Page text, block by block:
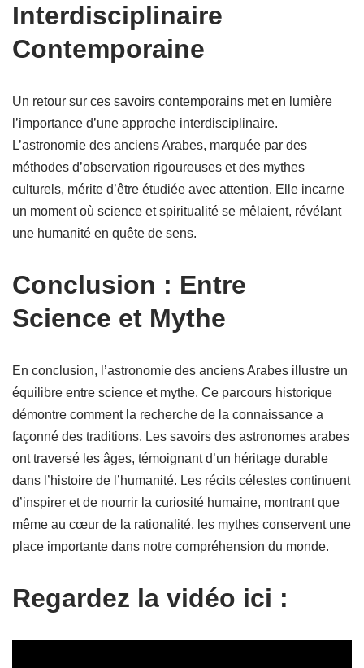
Interdisciplinaire
Contemporaine
Un retour sur ces savoirs contemporains met en lumière
l’importance d’une approche interdisciplinaire.
L’astronomie des anciens Arabes, marquée par des
méthodes d’observation rigoureuses et des mythes
culturels, mérite d’être étudiée avec attention. Elle incarne
un moment où science et spiritualité se mêlaient, révélant
une humanité en quête de sens.
Conclusion : Entre
Science et Mythe
En conclusion, l’astronomie des anciens Arabes illustre un
équilibre entre science et mythe. Ce parcours historique
démontre comment la recherche de la connaissance a
façonné des traditions. Les savoirs des astronomes arabes
ont traversé les âges, témoignant d’un héritage durable
dans l’histoire de l’humanité. Les récits célestes continuent
d’inspirer et de nourrir la curiosité humaine, montrant que
même au cœur de la rationalité, les mythes conservent une
place importante dans notre compréhension du monde.
Regardez la vidéo ici :